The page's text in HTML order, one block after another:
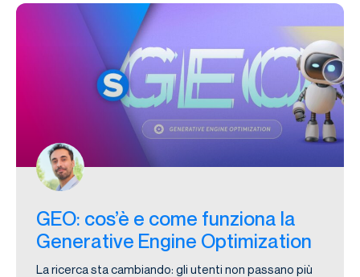
GEO: cos’è e come funziona la
Generative Engine Optimization
La ricerca sta cambiando: gli utenti non passano più